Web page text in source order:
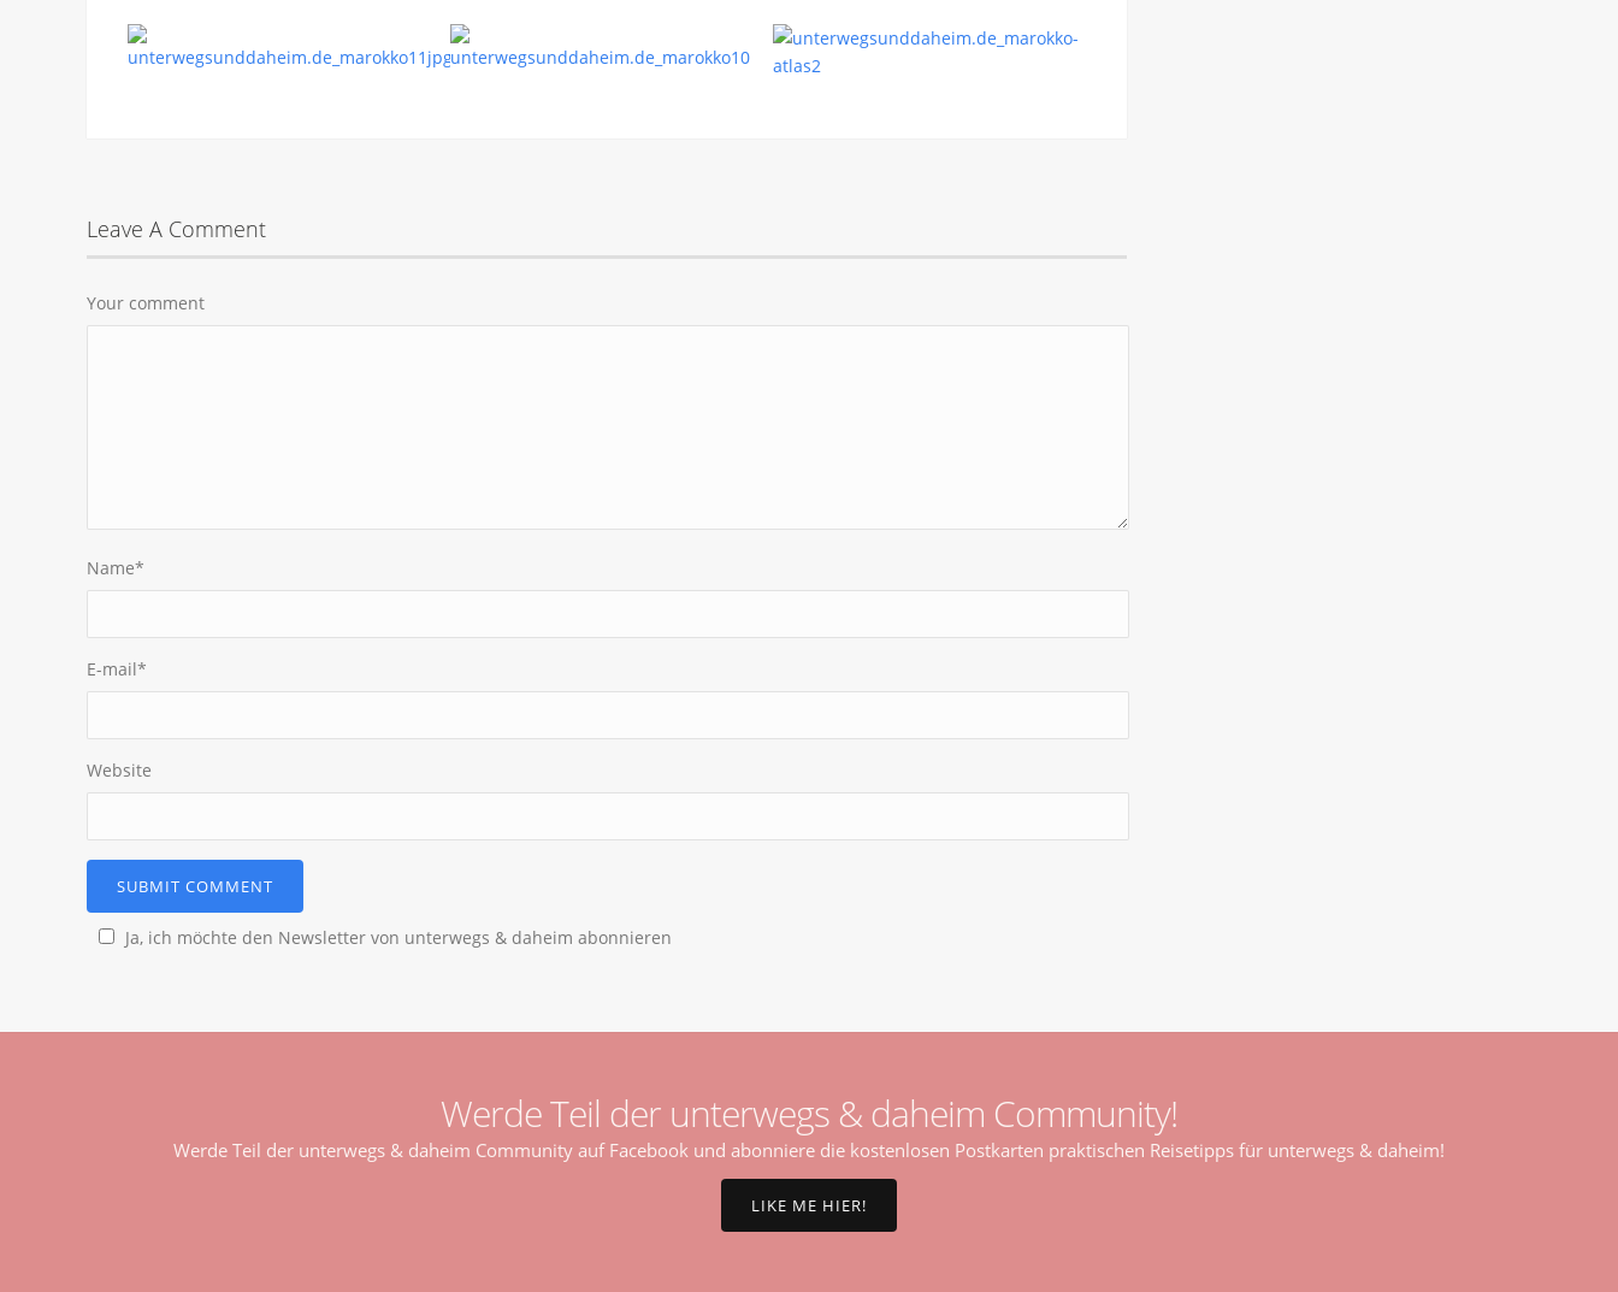
Leave A Comment
Your comment
Name*
E-mail*
Website
Ja, ich möchte den Newsletter von unterwegs & daheim abonnieren
Werde Teil der unterwegs & daheim Community!
Werde Teil der unterwegs & daheim Community auf Facebook und abonniere die kostenlosen Postkarten praktischen Reisetipps für unterwegs & daheim!
LIKE ME HIER!